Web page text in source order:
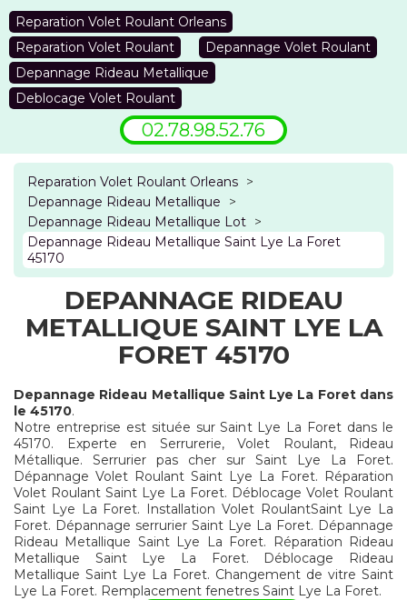
Reparation Volet Roulant Orleans
Reparation Volet Roulant
Depannage Volet Roulant
Depannage Rideau Metallique
Deblocage Volet Roulant
02.78.98.52.76
Reparation Volet Roulant Orleans >
Depannage Rideau Metallique
>
Depannage Rideau Metallique Lot >
Depannage Rideau Metallique Saint Lye La Foret
45170
DEPANNAGE RIDEAU
METALLIQUE SAINT LYE LA
FORET 45170
Depannage Rideau Metallique Saint Lye La Foret dans
le 45170.
Notre entreprise est située sur Saint Lye La Foret dans le
45170. Experte en Serrurerie, Volet Roulant, Rideau
Métallique. Serrurier pas cher sur Saint Lye La Foret.
Dépannage Volet Roulant Saint Lye La Foret. Réparation
Volet Roulant Saint Lye La Foret. Déblocage Volet Roulant
Saint Lye La Foret. Installation Volet RoulantSaint Lye La
Foret. Dépannage serrurier Saint Lye La Foret. Dépannage
Rideau Metallique Saint Lye La Foret. Réparation Rideau
Metallique Saint Lye La Foret. Déblocage Rideau
Metallique Saint Lye La Foret. Changement de vitre Saint
Lye La Foret. Remplacement fenetres Saint Lye La Foret.